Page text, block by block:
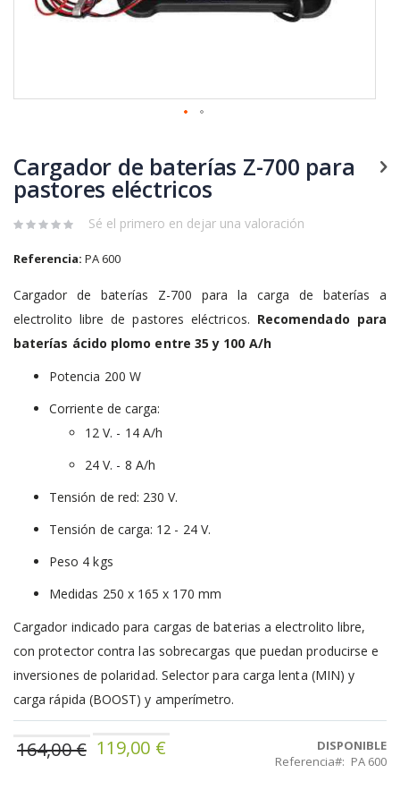
comienzo
de
la
de
Cargador de baterías Z-700 para
pastores eléctricos
Sé el primero en dejar una valoración
Referencia: PA 600
Cargador de baterías Z-700 para la carga de baterías a
electrolito libre de pastores eléctricos. Recomendado para
baterías ácido plomo entre 35 y 100 A/h
Potencia 200 W
Corriente de carga:
12 V. - 14 A/h
24 V. - 8 A/h
Tensión de red: 230 V.
Tensión de carga: 12 - 24 V.
Peso 4 kgs
Medidas 250 x 165 x 170 mm
Cargador indicado para cargas de baterias a electrolito libre,
con protector contra las sobrecargas que puedan producirse e
inversiones de polaridad. Selector para carga lenta (MIN) y
carga rápida (BOOST) y amperímetro.
164,00 €
Precio
especial
119,00 €
DISPONIBLE
Referencia
PA 600